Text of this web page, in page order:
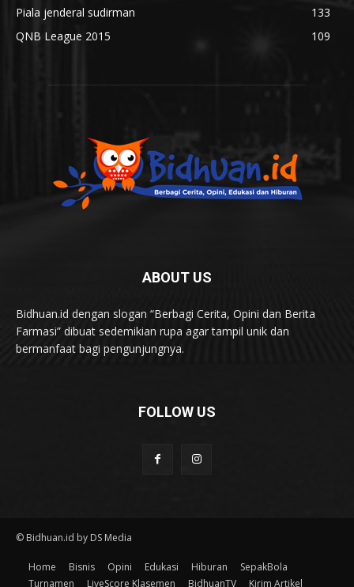
Piala jenderal sudirman
133
QNB League 2015
109
ABOUT US
Bidhuan.id dengan slogan “Berbagi Cerita, Opini dan Berita
Farmasi” dibuat sedemikian rupa agar tampil unik dan
bermanfaat bagi pengunjungnya.
FOLLOW US
© Bidhuan.id by DS Media
Home Bisnis Opini Edukasi Hiburan
SepakBola
Turnamen
LiveScore Klasemen BidhuanTV Kirim Artikel